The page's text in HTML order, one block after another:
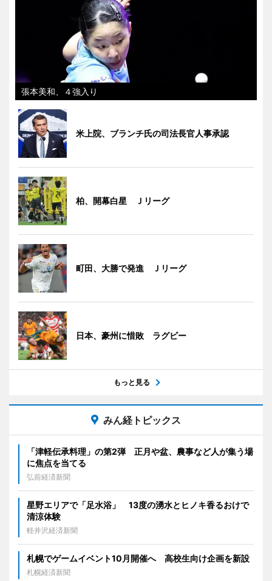
張本美和、４強入り
米上院、ブランチ氏の司法長官人事承認
柏、開幕白星 Ｊリーグ
町田、大勝で発進 Ｊリーグ
日本、豪州に惜敗 ラグビー
もっと見る
みん経トピックス
「津軽伝承料理」の第2弾 正月や盆、農事など人が集う場
に焦点を当てる
弘前経済新聞
星野エリアで「足水浴」 13度の湧水とヒノキ香るおけで
清涼体験
軽井沢経済新聞
札幌でゲームイベント10月開催へ 高校生向け企画を新設
札幌経済新聞